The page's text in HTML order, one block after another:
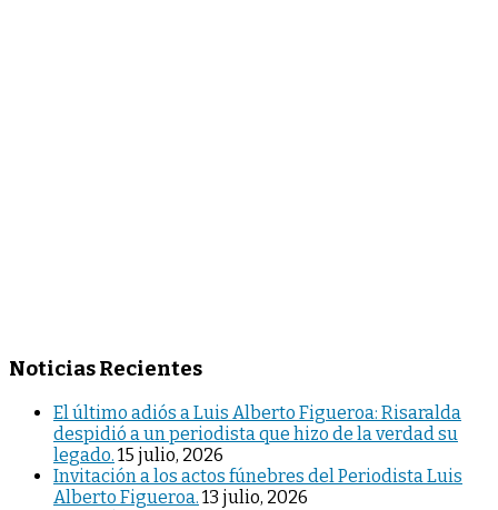
Noticias Recientes
El último adiós a Luis Alberto Figueroa: Risaralda
despidió a un periodista que hizo de la verdad su
legado. 15 julio, 2026
Invitación a los actos fúnebres del Periodista Luis
Alberto Figueroa. 13 julio, 2026